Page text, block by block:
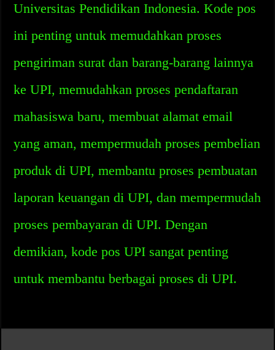
Universitas Pendidikan Indonesia. Kode pos
ini penting untuk memudahkan proses
pengiriman surat dan barang-barang lainnya
ke UPI, memudahkan proses pendaftaran
mahasiswa baru, membuat alamat email
yang aman, mempermudah proses pembelian
produk di UPI, membantu proses pembuatan
laporan keuangan di UPI, dan mempermudah
proses pembayaran di UPI. Dengan
demikian, kode pos UPI sangat penting
untuk membantu berbagai proses di UPI.